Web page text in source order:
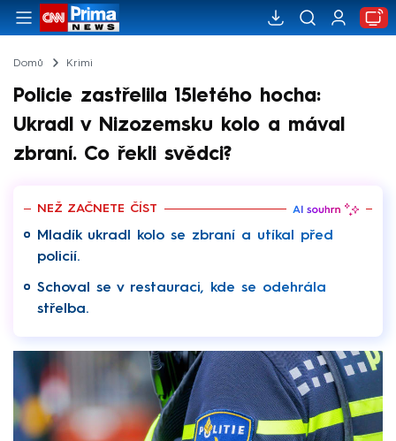
Domů Krimi
Policie zastřelila 15letého hocha:
Ukradl v Nizozemsku kolo a mával
zbraní. Co řekli svědci?
NEŽ ZAČNETE ČÍST
Mladík ukradl kolo se zbraní a utíkal před
policií.
Schoval se v restauraci, kde se odehrála
střelba.